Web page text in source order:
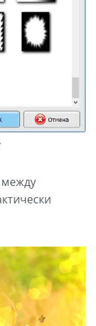
между